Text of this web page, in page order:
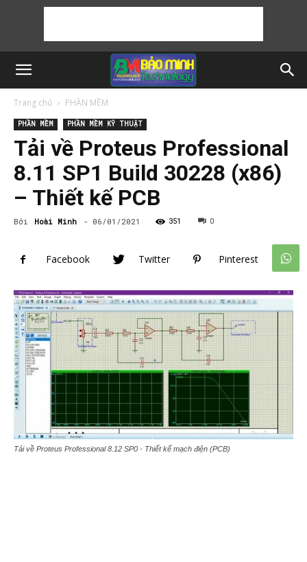
Trang chủ PHẦN MỀM
PHẦN MỀM PHẦN MỀM KỸ THUẬT
Tải về Proteus Professional
8.11 SP1 Build 30228 (x86)
– Thiết kế PCB
Bởi Hoài Minh - 06/01/2021 351 0
Facebook Twitter Pinterest
Tải về Proteus Professional 8.12 SP0 - Thiết kế mạch điện (PCB)